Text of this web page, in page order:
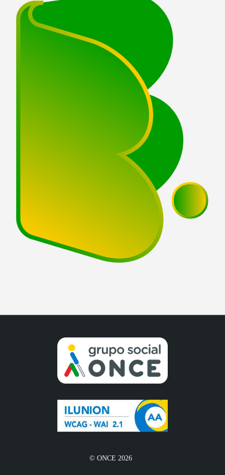
© ONCE 2026